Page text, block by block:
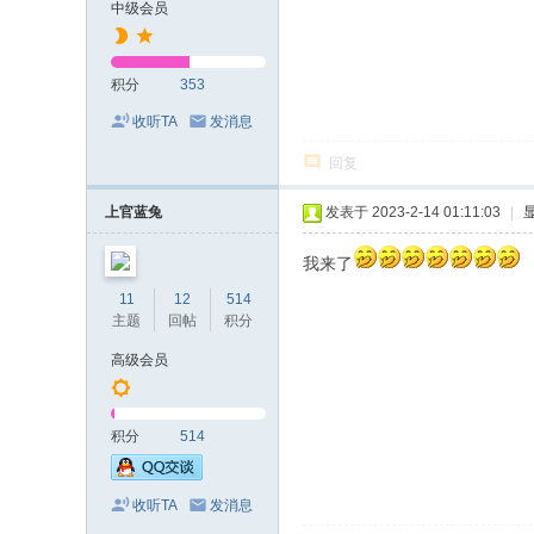
中级会员
积分 353
收听TA 发消息
回复
上官蓝兔
11
主题
12
回帖
514
积分
高级会员
积分 514
收听TA 发消息
发表于 2023-2-14 01:11:03
我来了